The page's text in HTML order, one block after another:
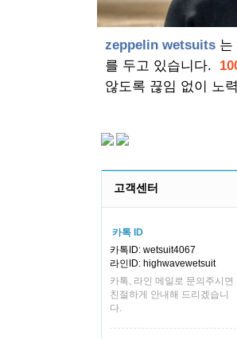
zeppelin wetsuits 는
를 두고 있습니다.
않도록 끊임 없이 노
고객센터
카톡 ID
카톡ID: wetsuit4067
라인ID: highwavewetsuit
카톡, 라인 메일로 문의주시면
친절하게 안내해 드리겠습니
다.